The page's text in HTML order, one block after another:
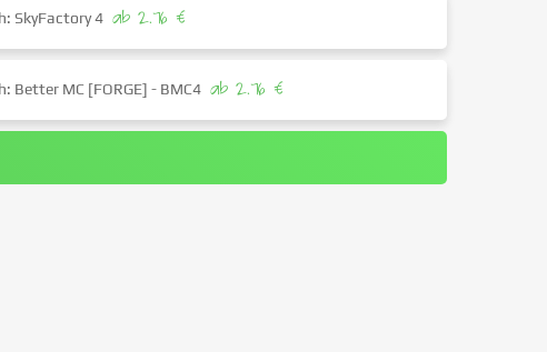
SkyFactory 4 ab 2.76 €
Better MC [FORGE] - BMC4 ab 2.76 €